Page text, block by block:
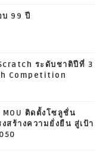
บ 99 ปี
ระดับชาติปีที่ 3
Competition
ติดตั้งโซลูชั่น
สร้างความยั่งยืน สู่เป้า